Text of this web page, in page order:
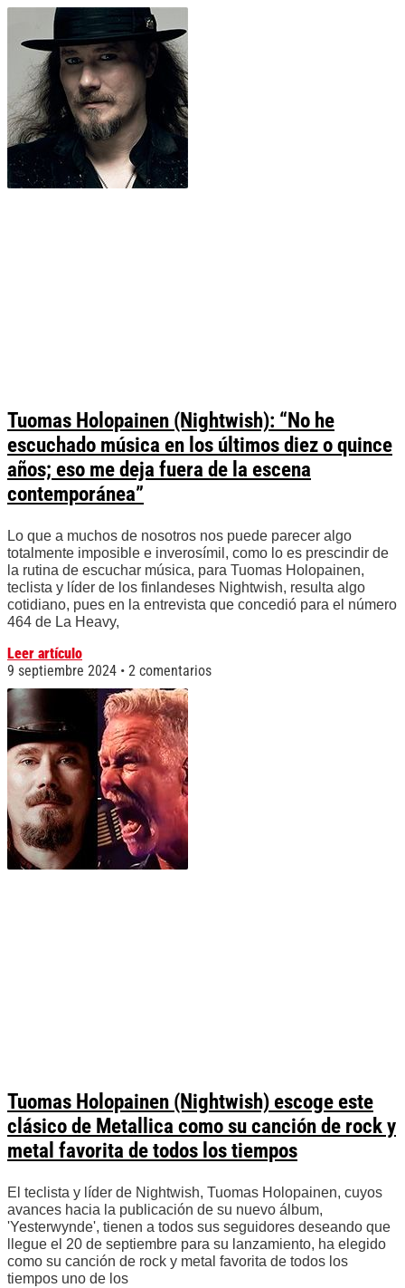
Tuomas Holopainen (Nightwish): “No he
escuchado música en los últimos diez o quince
años; eso me deja fuera de la escena
contemporánea”
Lo que a muchos de nosotros nos puede parecer algo
totalmente imposible e inverosímil, como lo es prescindir de
la rutina de escuchar música, para Tuomas Holopainen,
teclista y líder de los finlandeses Nightwish, resulta algo
cotidiano, pues en la entrevista que concedió para el número
464 de La Heavy,
Leer artículo
9 septiembre 2024
2 comentarios
Tuomas Holopainen (Nightwish) escoge este
clásico de Metallica como su canción de rock y
metal favorita de todos los tiempos
El teclista y líder de Nightwish, Tuomas Holopainen, cuyos
avances hacia la publicación de su nuevo álbum,
'Yesterwynde', tienen a todos sus seguidores deseando que
llegue el 20 de septiembre para su lanzamiento, ha elegido
como su canción de rock y metal favorita de todos los
tiempos uno de los